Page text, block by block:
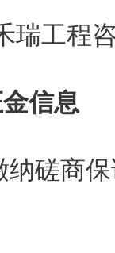
瑞工程
信息
纳磋商